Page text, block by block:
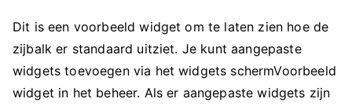
Dit is een voorbeeld widget om te laten zien hoe de
zijbalk er standaard uitziet. Je kunt aangepaste
widgets toevoegen via het widgets schermVoorbeeld
widget in het beheer. Als er aangepaste widgets zijn